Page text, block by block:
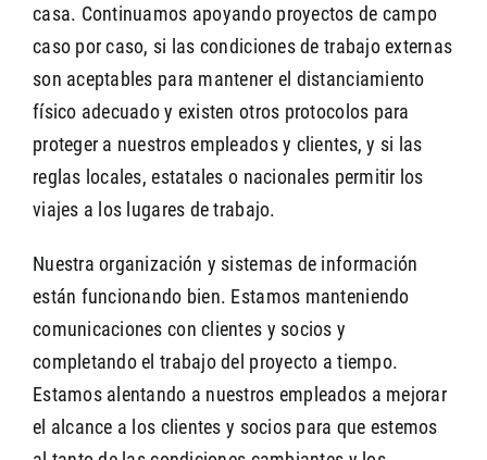
casa. Continuamos apoyando proyectos de campo
caso por caso, si las condiciones de trabajo externas
son aceptables para mantener el distanciamiento
físico adecuado y existen otros protocolos para
proteger a nuestros empleados y clientes, y si las
reglas locales, estatales o nacionales permitir los
viajes a los lugares de trabajo.
Nuestra organización y sistemas de información
están funcionando bien. Estamos manteniendo
comunicaciones con clientes y socios y
completando el trabajo del proyecto a tiempo.
Estamos alentando a nuestros empleados a mejorar
el alcance a los clientes y socios para que estemos